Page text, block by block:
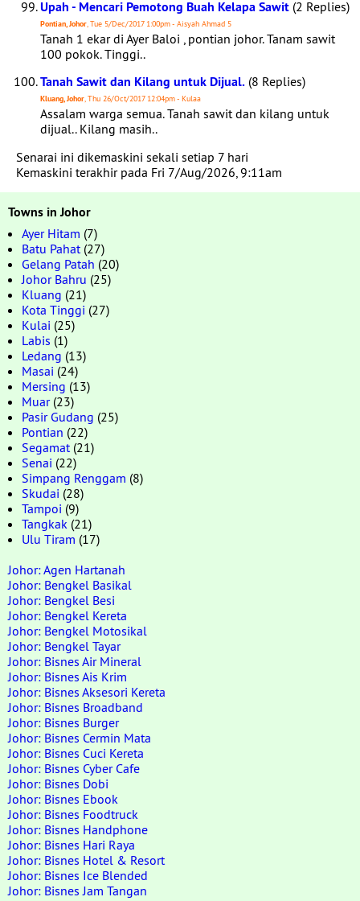
Upah - Mencari Pemotong Buah Kelapa Sawit (2 Replies)
Pontian, Johor, Tue 5/Dec/2017 1:00pm - Aisyah Ahmad 5
Tanah 1 ekar di Ayer Baloi , pontian johor. Tanam sawit
100 pokok. Tinggi..
Tanah Sawit dan Kilang untuk Dijual. (8 Replies)
Kluang, Johor, Thu 26/Oct/2017 12:04pm - Kulaa
Assalam warga semua. Tanah sawit dan kilang untuk
dijual.. Kilang masih..
Senarai ini dikemaskini sekali setiap 7 hari
Kemaskini terakhir pada Fri 7/Aug/2026, 9:11am
Towns in Johor
Ayer Hitam (7)
Batu Pahat(27)
Gelang Patah (20)
Johor Bahru (25)
Kluang (21)
Kota Tinggi (27)
Kulai (25)
Labis (1)
Ledang (13)
Masai (24)
Mersing (13)
Muar(23)
Pasir Gudang (25)
Pontian (22)
Segamat(21)
Senai (22)
Simpang Renggam (8)
Skudai (28)
Tampoi (9)
Tangkak (21)
Ulu Tiram (17)
Johor: Agen Hartanah
Johor: Bengkel Basikal
Johor: Bengkel Besi
Johor: Bengkel Kereta
Johor: Bengkel Motosikal
Johor: Bengkel Tayar
Johor: Bisnes Air Mineral
Johor: Bisnes Ais Krim
Johor: Bisnes Aksesori Kereta
Johor: Bisnes Broadband
Johor: Bisnes Burger
Johor: Bisnes Cermin Mata
Johor: Bisnes Cuci Kereta
Johor: Bisnes Cyber Cafe
Johor: Bisnes Dobi
Johor: Bisnes Ebook
Johor: Bisnes Foodtruck
Johor: Bisnes Handphone
Johor: Bisnes Hari Raya
Johor: Bisnes Hotel & Resort
Johor: Bisnes Ice Blended
Johor: Bisnes Jam Tangan